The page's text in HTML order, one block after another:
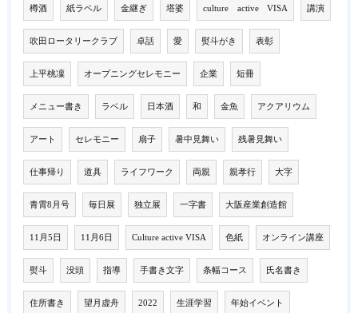
樽酒 紙ラベル 金継ぎ 塔婆 culture active VISA 講演
吹田ロータリークラブ 卓話 愛 熨斗がき 表彰
上平桃凜 オープニングセレモニー 企業 短冊
メニュー書き ラベル 日本酒 和 金魚 アクアリウム
アート セレモニー 扇子 暑中見舞い 残暑見舞い
仕事帰り 道具 ライフワーク 両親 親孝行 大字
青霄8月号 毎日展 独立展 一字書 大阪産業創造館
11月5日 11月6日 Culture active VISA 色紙 オンライン講座
熨斗 没頭 指導 手書き文字 条幅コース 氏名書き
住所書き 望月虚舟 2022 生涯学習 年始イベント